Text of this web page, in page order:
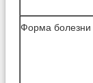
Форма болезни